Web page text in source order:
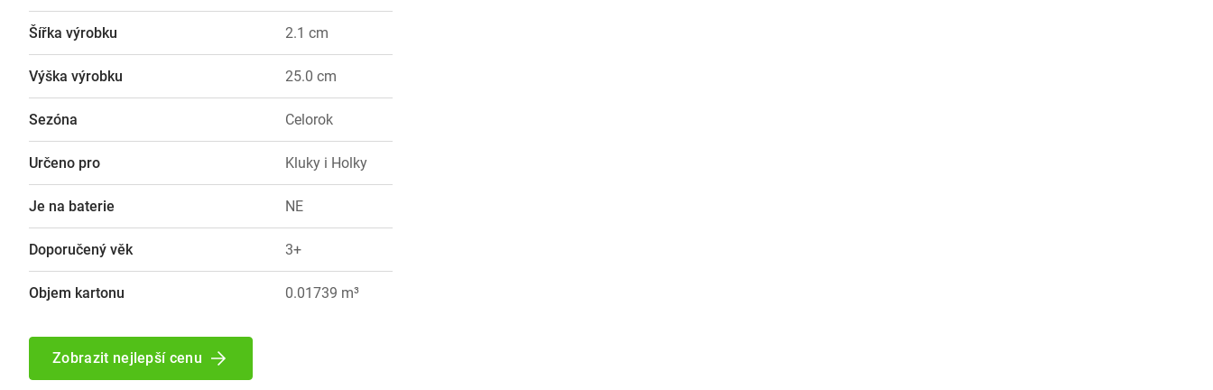
Šířka výrobku 2.1 cm
Výška výrobku 25.0 cm
Sezóna Celorok
Určeno pro Kluky i Holky
Je na baterie NE
Doporučený věk 3+
Objem kartonu 0.01739 m³
Zobrazit nejlepší cenu